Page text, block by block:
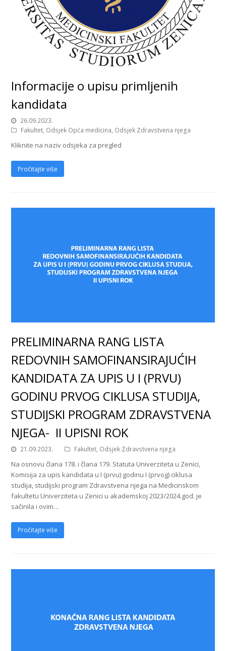
Informacije o upisu primljenih
kandidata
26.09.2023.
Fakultet, Odsjek Opća medicina, Odsjek Zdravstvena njega
Kliknite na naziv odsjeka za pregled
Pročitajte više
PRELIMINARNA RANG LISTA
REDOVNIH SAMOFINANSIRAJUĆIH
KANDIDATA ZA UPIS U I (PRVU)
GODINU PRVOG CIKLUSA STUDIJA,
STUDIJSKI PROGRAM ZDRAVSTVENA
NJEGA- II UPISNI ROK
21.09.2023. Fakultet, Odsjek Zdravstvena njega
Na osnovu člana 178. i člana 179. Statuta Univerziteta u Zenici,
Komisija za upis kandidata u I (prvu) godinu I (prvog) ciklusa
studija, studijski program Zdravstvena njega na Medicinskom
fakultetu Univerziteta u Zenici u akademskoj 2023/2024.god. je
sačinila i ovim…
Pročitajte više